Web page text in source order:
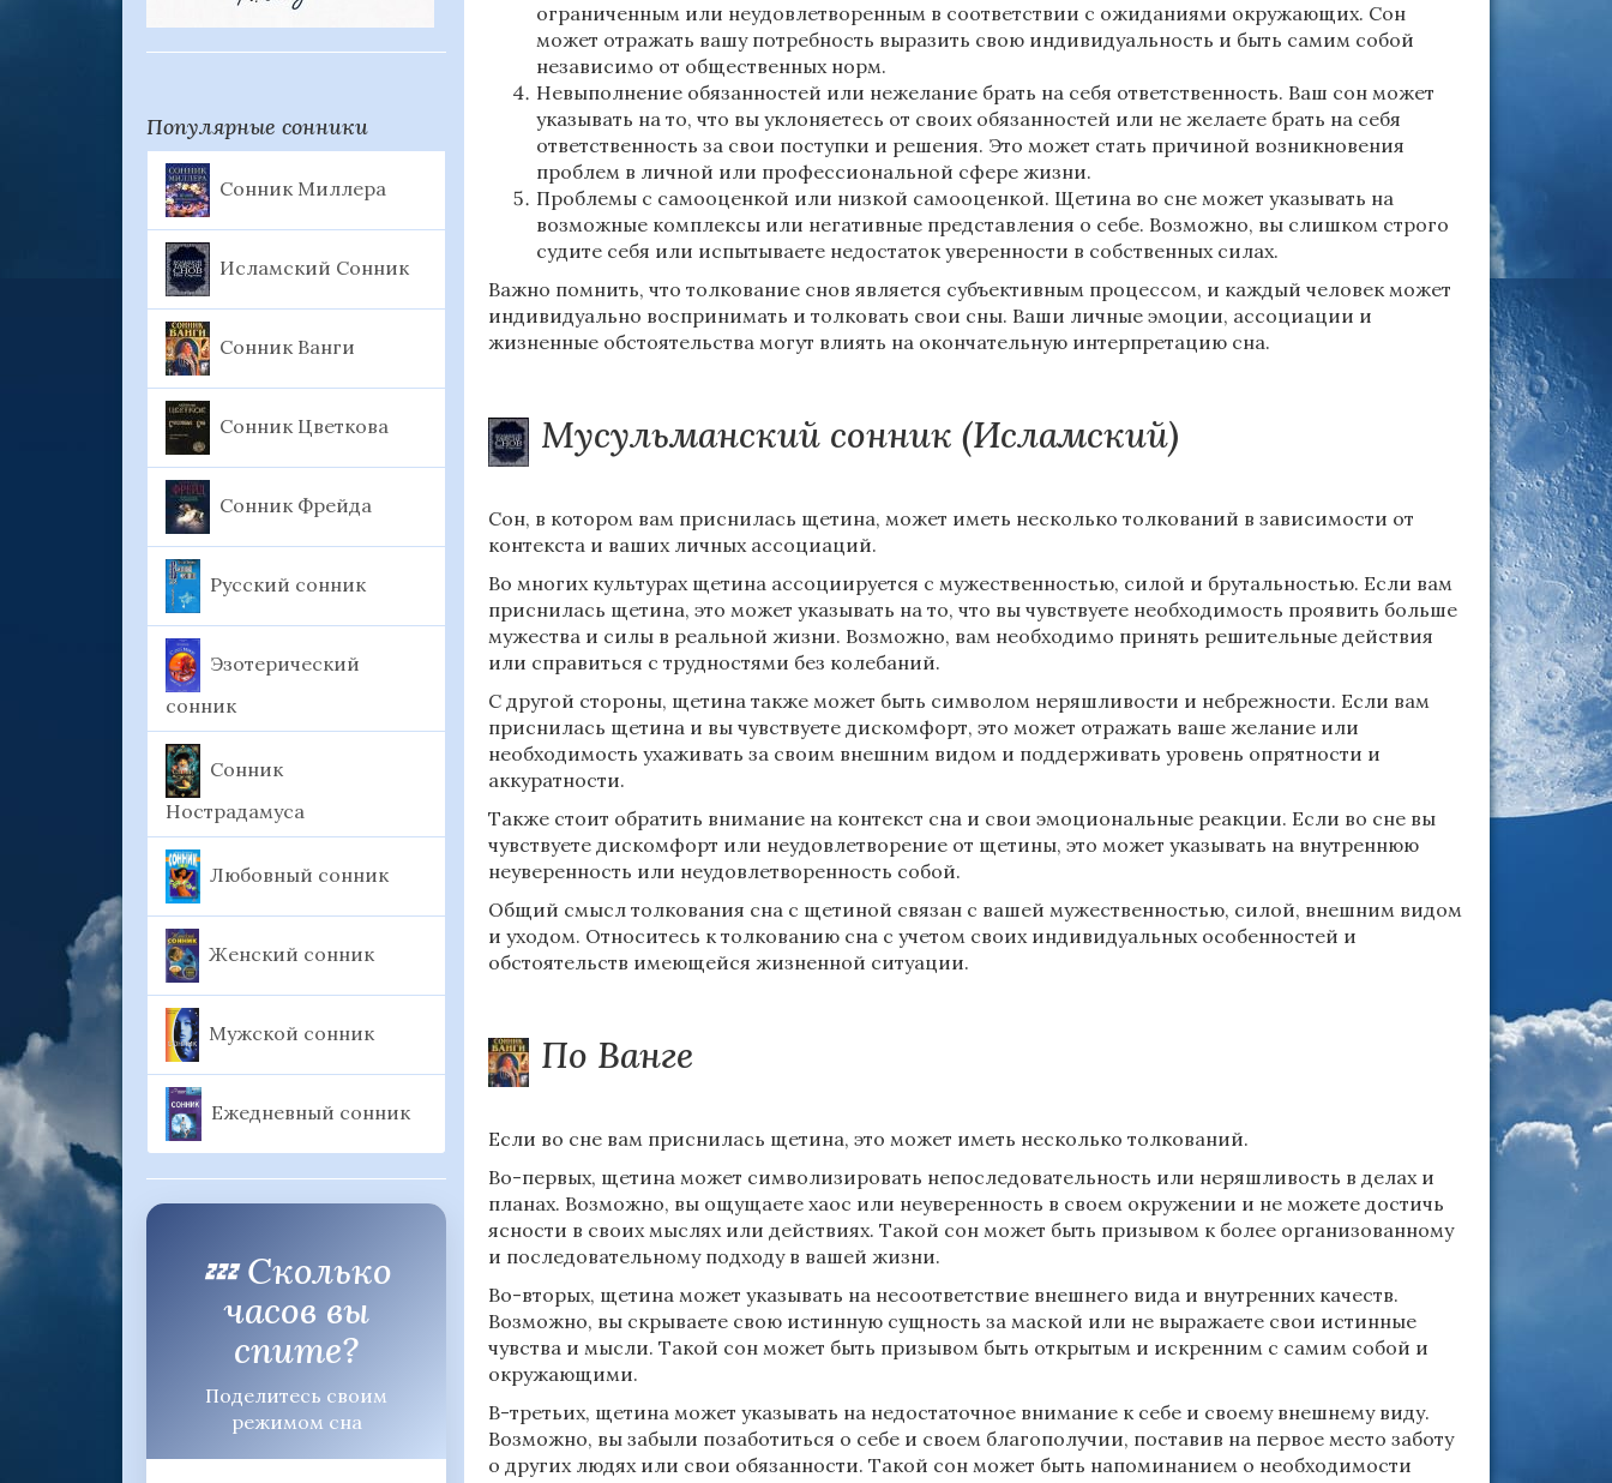
Популярные сонники
Сонник Миллера
Исламский Сонник
Сонник Ванги
Сонник Цветкова
Сонник Фрейда
Русский сонник
Эзотерический
сонник
Сонник
Нострадамуса
Любовный сонник
Женский сонник
Мужской сонник
Ежедневный сонник
💤 Сколько
часов вы
спите?
Поделитесь своим
режимом сна
ограниченным или неудовлетворенным в соответствии с ожиданиями окружающих. Сон
может отражать вашу потребность выразить свою индивидуальность и быть самим собой
независимо от общественных норм.
Невыполнение обязанностей или нежелание брать на себя ответственность. Ваш сон может
указывать на то, что вы уклоняетесь от своих обязанностей или не желаете брать на себя
ответственность за свои поступки и решения. Это может стать причиной возникновения
проблем в личной или профессиональной сфере жизни.
Проблемы с самооценкой или низкой самооценкой. Щетина во сне может указывать на
возможные комплексы или негативные представления о себе. Возможно, вы слишком строго
судите себя или испытываете недостаток уверенности в собственных силах.
Важно помнить, что толкование снов является субъективным процессом, и каждый человек может
индивидуально воспринимать и толковать свои сны. Ваши личные эмоции, ассоциации и
жизненные обстоятельства могут влиять на окончательную интерпретацию сна.
Мусульманский сонник (Исламский)
Сон, в котором вам приснилась щетина, может иметь несколько толкований в зависимости от
контекста и ваших личных ассоциаций.
Во многих культурах щетина ассоциируется с мужественностью, силой и брутальностью. Если вам
приснилась щетина, это может указывать на то, что вы чувствуете необходимость проявить больше
мужества и силы в реальной жизни. Возможно, вам необходимо принять решительные действия
или справиться с трудностями без колебаний.
С другой стороны, щетина также может быть символом неряшливости и небрежности. Если вам
приснилась щетина и вы чувствуете дискомфорт, это может отражать ваше желание или
необходимость ухаживать за своим внешним видом и поддерживать уровень опрятности и
аккуратности.
Также стоит обратить внимание на контекст сна и свои эмоциональные реакции. Если во сне вы
чувствуете дискомфорт или неудовлетворение от щетины, это может указывать на внутреннюю
неуверенность или неудовлетворенность собой.
Общий смысл толкования сна с щетиной связан с вашей мужественностью, силой, внешним видом
и уходом. Относитесь к толкованию сна с учетом своих индивидуальных особенностей и
обстоятельств имеющейся жизненной ситуации.
По Ванге
Если во сне вам приснилась щетина, это может иметь несколько толкований.
Во-первых, щетина может символизировать непоследовательность или неряшливость в делах и
планах. Возможно, вы ощущаете хаос или неуверенность в своем окружении и не можете достичь
ясности в своих мыслях или действиях. Такой сон может быть призывом к более организованному
и последовательному подходу в вашей жизни.
Во-вторых, щетина может указывать на несоответствие внешнего вида и внутренних качеств.
Возможно, вы скрываете свою истинную сущность за маской или не выражаете свои истинные
чувства и мысли. Такой сон может быть призывом быть открытым и искренним с самим собой и
окружающими.
В-третьих, щетина может указывать на недостаточное внимание к себе и своему внешнему виду.
Возможно, вы забыли позаботиться о себе и своем благополучии, поставив на первое место заботу
о других людях или свои обязанности. Такой сон может быть напоминанием о необходимости